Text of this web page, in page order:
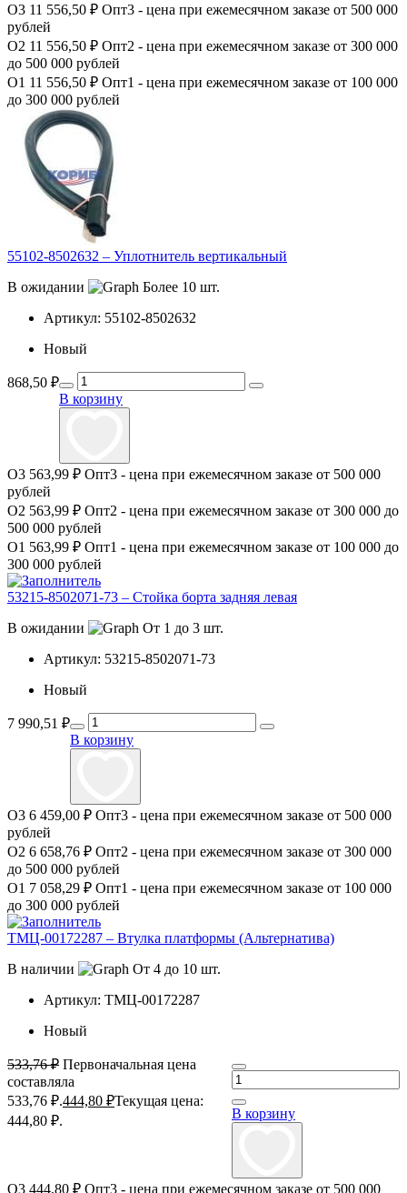
О3 11 556,50 ₽ Опт3 - цена при ежемесячном заказе от 500 000
рублей
О2 11 556,50 ₽ Опт2 - цена при ежемесячном заказе от 300 000
до 500 000 рублей
О1 11 556,50 ₽ Опт1 - цена при ежемесячном заказе от 100 000
до 300 000 рублей
55102-8502632 – Уплотнитель вертикальный
В ожидании
Более 10 шт.
Артикул: 55102-8502632
Новый
868,50 ₽
В корзину
О3 563,99 ₽ Опт3 - цена при ежемесячном заказе от 500 000
рублей
О2 563,99 ₽ Опт2 - цена при ежемесячном заказе от 300 000 до
500 000 рублей
О1 563,99 ₽ Опт1 - цена при ежемесячном заказе от 100 000 до
300 000 рублей
53215-8502071-73 – Стойка борта задняя левая
В ожидании
От 1 до 3 шт.
Артикул: 53215-8502071-73
Новый
7 990,51 ₽
В корзину
О3 6 459,00 ₽ Опт3 - цена при ежемесячном заказе от 500 000
рублей
О2 6 658,76 ₽ Опт2 - цена при ежемесячном заказе от 300 000
до 500 000 рублей
О1 7 058,29 ₽ Опт1 - цена при ежемесячном заказе от 100 000
до 300 000 рублей
ТМЦ-00172287 – Втулка платформы (Альтернатива)
В наличии
От 4 до 10 шт.
Артикул: ТМЦ-00172287
Новый
533,76₽ Первоначальная цена
составляла
533,76 ₽.444,80 ₽Текущая цена:
444,80 ₽.
В корзину
О3 444,80 ₽ Опт3 - цена при ежемесячном заказе от 500 000